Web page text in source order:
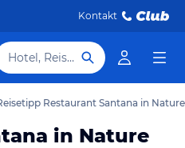
Kontakt
Hotel, Reiseziel
Restaurant Santana in Nature
in Nature